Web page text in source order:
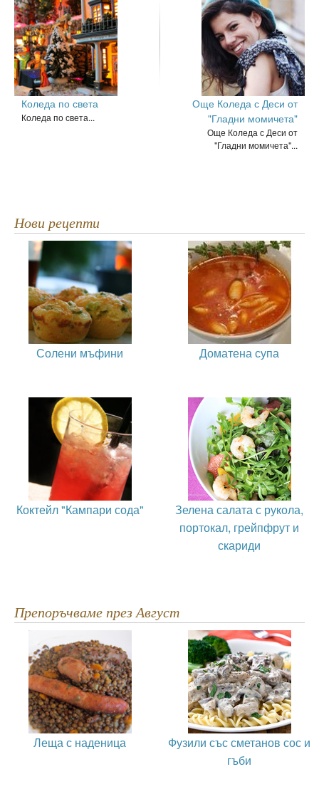
Коледа по света
Коледа по света...
Още Коледа с Деси от
"Гладни момичета"
Още Коледа с Деси от
"Гладни момичета"...
Нови рецепти
Солени мъфини Доматена супа
Коктейл "Кампари сода"
Зелена салата с рукола,
портокал, грейпфрут и
скариди
Препоръчваме през Август
Леща с наденица
Фузили със сметанов сос и
гъби